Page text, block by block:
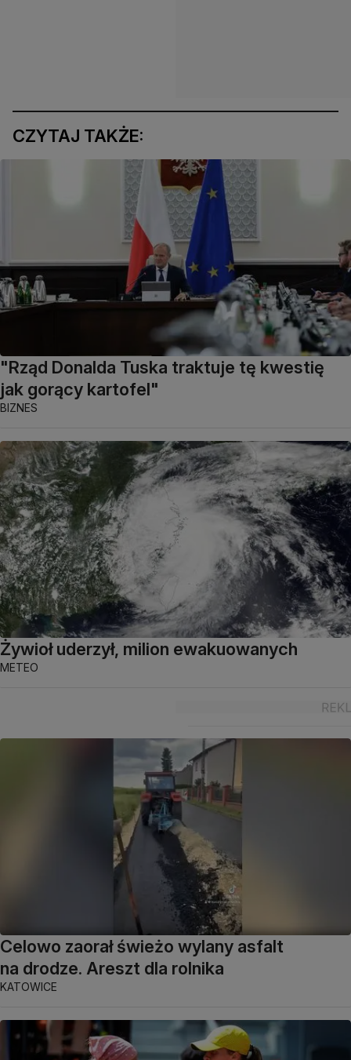
CZYTAJ TAKŻE:
"Rząd Donalda Tuska traktuje tę kwestię
jak gorący kartofel"
BIZNES
Żywioł uderzył, milion ewakuowanych
METEO
Celowo zaorał świeżo wylany asfalt
na drodze. Areszt dla rolnika
KATOWICE